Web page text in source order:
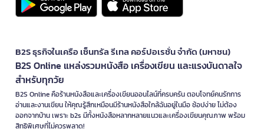
B2S ธุรกิจในเครือ เซ็นทรัล รีเทล คอร์ปอเรชั่น จำกัด (มหาชน)
B2S Online แหล่งรวมหนังสือ เครื่องเขียน และแรงบันดาลใจ
สำหรับทุกวัย
B2S Online คือร้านหนังสือและเครื่องเขียนออนไลน์ที่ครบครัน ตอบโจทย์คนรักการ
อ่านและงานเขียน ให้คุณรู้สึกเหมือนมีร้านหนังสือใกล้ฉันอยู่ในมือ ช้อปง่าย ไม่ต้อง
ออกจากบ้าน เพราะ b2s มีทั้งหนังสือหลากหลายแนวและเครื่องเขียนคุณภาพ พร้อม
สิทธิพิเศษที่ไม่ควรพลาด!